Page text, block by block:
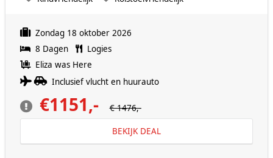
Zondag 18 oktober 2026
8 Dagen
Logies
Eliza was Here
Inclusief vlucht en huurauto
€1151,- € 1476,-
BEKIJK DEAL